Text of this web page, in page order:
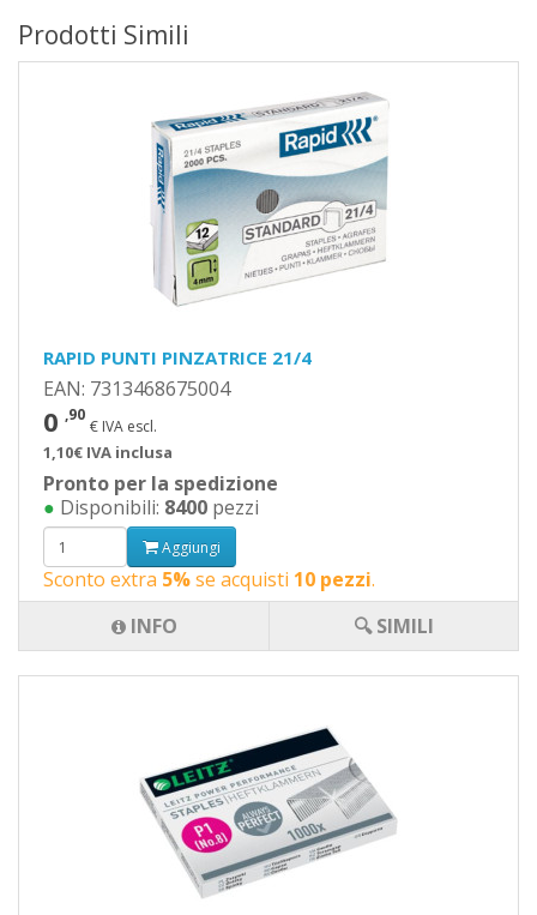
Prodotti Simili
RAPID PUNTI PINZATRICE 21/4
EAN: 7313468675004
0 ,90
€ IVA escl.
1,10€ IVA inclusa
Pronto per la spedizione
● Disponibili: 8400 pezzi
Aggiungi
Sconto extra 5%se acquisti 10 pezzi.
INFO
🔍 SIMILI